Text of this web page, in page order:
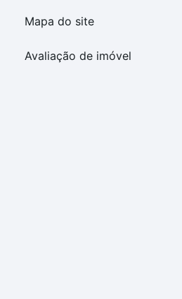
Mapa do site
Avaliação de imóvel